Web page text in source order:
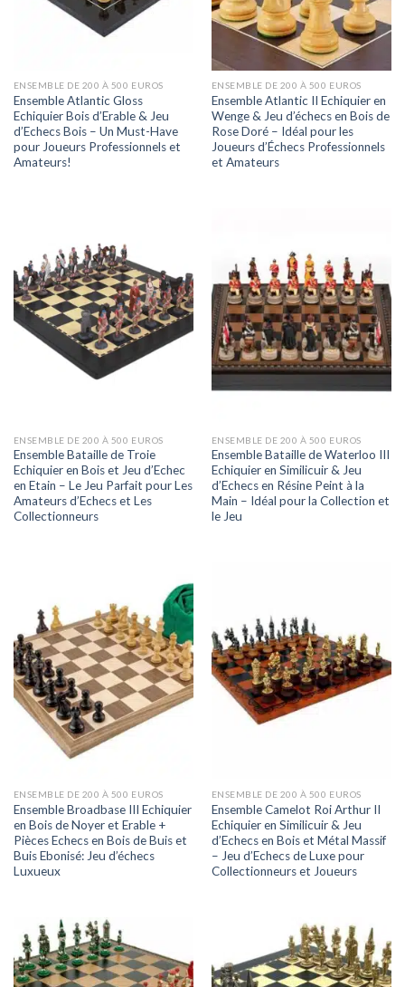
ENSEMBLE DE 200 À 500 EUROS
Ensemble Atlantic Gloss
Echiquier Bois d’Erable & Jeu
d’Echecs Bois – Un Must-Have
pour Joueurs Professionnels et
Amateurs!
ENSEMBLE DE 200 À 500 EUROS
Ensemble Atlantic II Echiquier en
Wenge & Jeu d’échecs en Bois de
Rose Doré – Idéal pour les
Joueurs d’Échecs Professionnels
et Amateurs
ENSEMBLE DE 200 À 500 EUROS
Ensemble Bataille de Troie
Echiquier en Bois et Jeu d’Echec
en Etain – Le Jeu Parfait pour Les
Amateurs d’Echecs et Les
Collectionneurs
ENSEMBLE DE 200 À 500 EUROS
Ensemble Bataille de Waterloo III
Echiquier en Similicuir & Jeu
d’Echecs en Résine Peint à la
Main – Idéal pour la Collection et
le Jeu
ENSEMBLE DE 200 À 500 EUROS
Ensemble Broadbase III Echiquier
en Bois de Noyer et Erable +
Pièces Echecs en Bois de Buis et
Buis Ebonisé: Jeu d’échecs
Luxueux
ENSEMBLE DE 200 À 500 EUROS
Ensemble Camelot Roi Arthur II
Echiquier en Similicuir & Jeu
d’Echecs en Bois et Métal Massif
– Jeu d’Echecs de Luxe pour
Collectionneurs et Joueurs